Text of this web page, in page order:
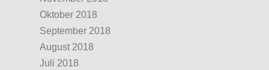
Oktober 2018
September 2018
August 2018
Juli 2018